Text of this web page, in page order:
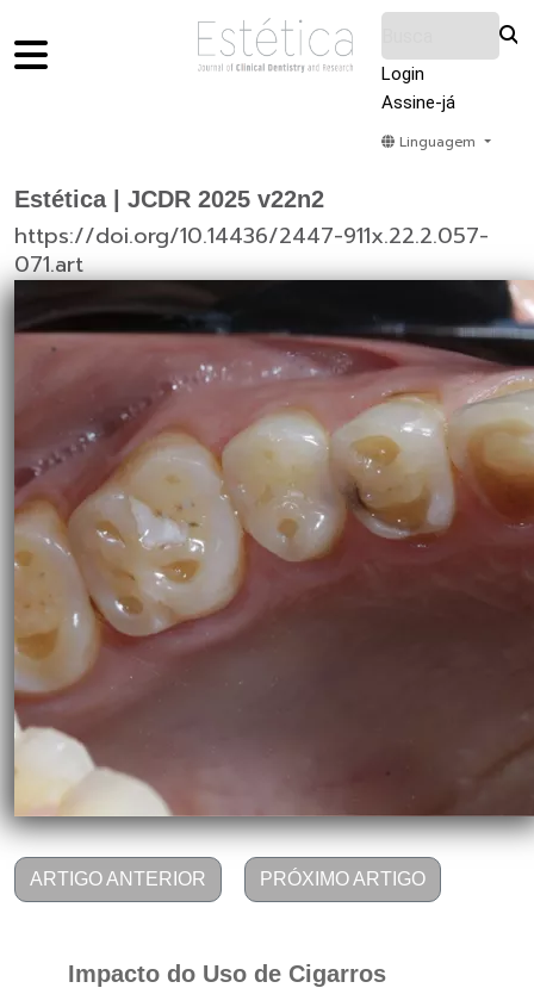
Login
Assine-já
Linguagem
Sobre Nós
Estética | JCDR 2025 v22n2
https://doi.org/10.14436/2447-911x.22.2.057-
071.art
ARTIGO ANTERIOR PRÓXIMO ARTIGO
Impacto do Uso de Cigarros